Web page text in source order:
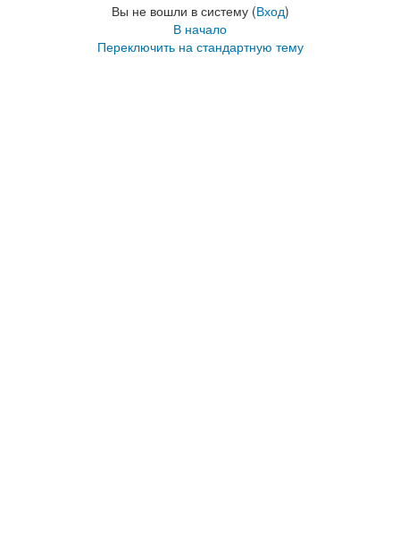
Вы не вошли в систему (Вход)
В начало
Переключить на стандартную тему